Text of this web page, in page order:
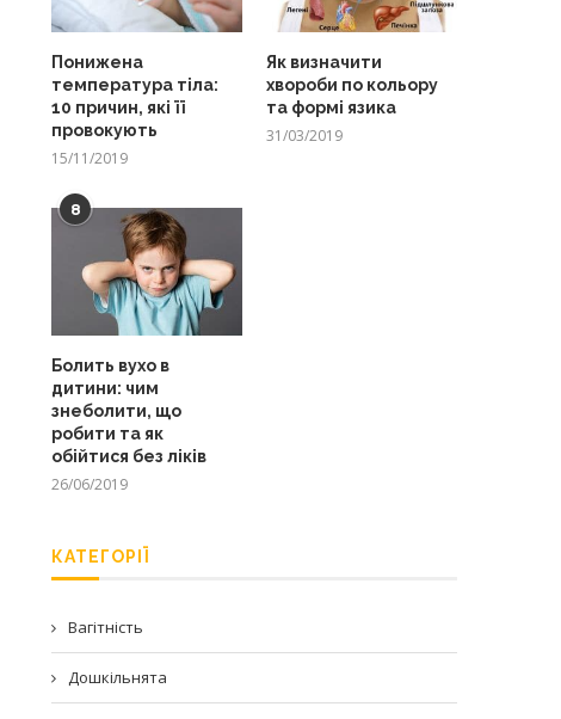
Понижена
температура тіла:
10 причин, які її
провокують
15/11/2019
Як визначити
хвороби по кольору
та формі язика
31/03/2019
8
Болить вухо в
дитини: чим
знеболити, що
робити та як
обійтися без ліків
26/06/2019
КАТЕГОРІЇ
Вагітність
Дошкільнята